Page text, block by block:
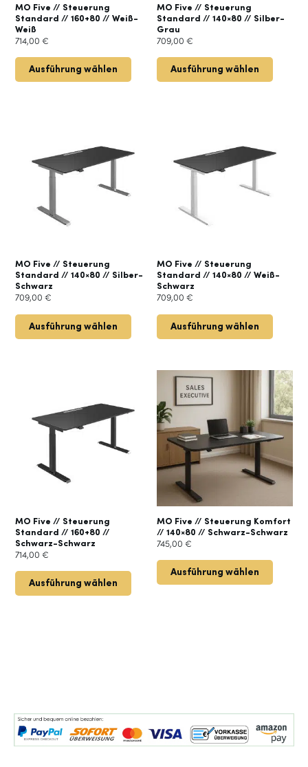
MO Five // Steuerung
Standard // 160+80 // Weiß-
Weiß
714,00 €
Ausführung wählen
MO Five // Steuerung
Standard // 140×80 // Silber-
Grau
709,00€
Ausführung wählen
MO Five // Steuerung
Standard // 140×80 // Silber-
Schwarz
709,00 €
Ausführung wählen
MO Five // Steuerung
Standard // 140×80 // Weiß-
Schwarz
709,00€
Ausführung wählen
MO Five // Steuerung
Standard // 160+80 //
Schwarz-Schwarz
714,00 €
Ausführung wählen
MO Five // Steuerung Komfort
// 140×80 // Schwarz-Schwarz
745,00€
Ausführung wählen